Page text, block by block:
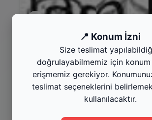
Pizza Energy
Kategoriyi Gör
Menüye Git
📍 Konum İzni
Size teslimat
doğrulayabilmemiz için
erişmemiz gerekiyor.
teslimat seçeneklerini
kullanılacaktır.